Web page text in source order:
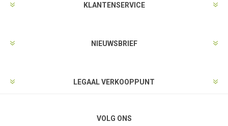
KLANTENSERVICE
NIEUWSBRIEF
LEGAAL VERKOOPPUNT
VOLG ONS